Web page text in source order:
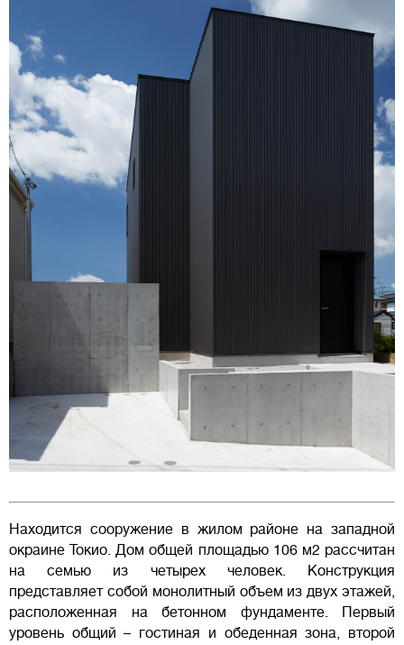
Находится сооружение в жилом районе на западной
окраине Токио. Дом общей площадью 106 м2 рассчитан
на семью из четырех человек. Конструкция
представляет собой монолитный объем из двух этажей,
расположенная на бетонном фундаменте. Первый
уровень общий – гостиная и обеденная зона, второй